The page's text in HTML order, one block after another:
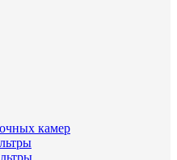
камер